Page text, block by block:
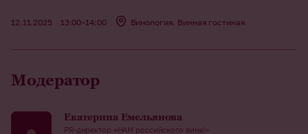
12.11.2025 13:00–14:00 Винология. Винная гостиная
Модератор
Екатерина Емельянова
PR-директор «НАМ российского вина!»